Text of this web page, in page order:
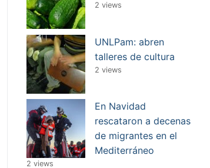
2 views
UNLPam: abren
talleres de cultura
2 views
En Navidad
rescataron a decenas
de migrantes en el
Mediterráneo
2 views